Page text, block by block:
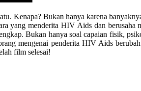
Kenapa? Bukan hanya karena
yang menderita HIV Aids dan berusaha
Bukan hanya soal capaian fisik,
mengenai penderita HIV Aids
film selesai!